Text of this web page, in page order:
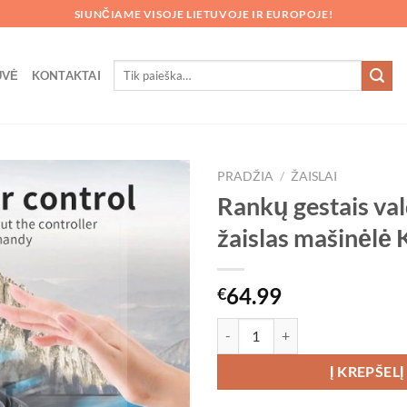
SIUNČIAME VISOJE LIETUVOJE IR EUROPOJE!
KONTAKTAI
Ieškoti:
PRADŽIA / ŽAISLAI
Rankų gestais
žaislas mašinėlė
€64.99
Į KREPŠELĮ